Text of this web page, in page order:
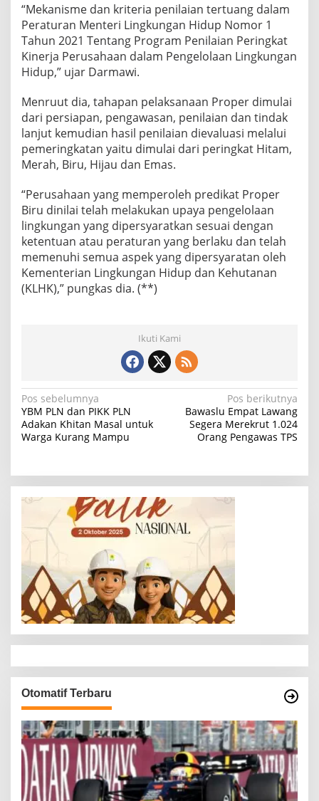
“Mekanisme dan kriteria penilaian tertuang dalam
Peraturan Menteri Lingkungan Hidup Nomor 1
Tahun 2021 Tentang Program Penilaian Peringkat
Kinerja Perusahaan dalam Pengelolaan Lingkungan
Hidup,” ujar Darmawi.
Menruut dia, tahapan pelaksanaan Proper dimulai
dari persiapan, pengawasan, penilaian dan tindak
lanjut kemudian hasil penilaian dievaluasi melalui
pemeringkatan yaitu dimulai dari peringkat Hitam,
Merah, Biru, Hijau dan Emas.
“Perusahaan yang memperoleh predikat Proper
Biru dinilai telah melakukan upaya pengelolaan
lingkungan yang dipersyaratkan sesuai dengan
ketentuan atau peraturan yang berlaku dan telah
memenuhi semua aspek yang dipersyaratan oleh
Kementerian Lingkungan Hidup dan Kehutanan
(KLHK),” pungkas dia. (**)
Ikuti Kami
N
a
v
g
a
p
o
s
Pos sebelumnya
YBM PLN dan PIKK PLN
Adakan Khitan Masal untuk
Warga Kurang Mampu
Pos berikutnya
Bawaslu Empat Lawang
Segera Merekrut 1.024
Orang Pengawas TPS
Otomatif Terbaru